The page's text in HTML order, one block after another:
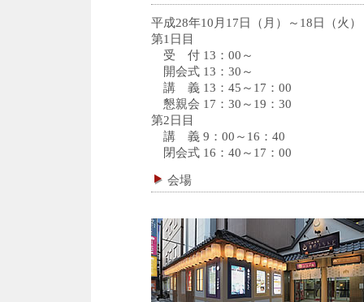
平成28年10月17日（月）～18日（火）
第1日目
受 付 13：00～
開会式 13：30～
講 義 13：45～17：00
懇親会 17：30～19：30
第2日目
講 義 9：00～16：40
閉会式 16：40～17：00
会場